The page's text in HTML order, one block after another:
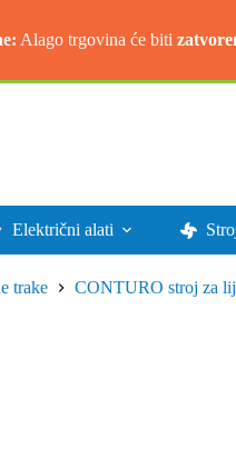
Alago trgovina će biti
Električni alati
trake CONTURO stroj za